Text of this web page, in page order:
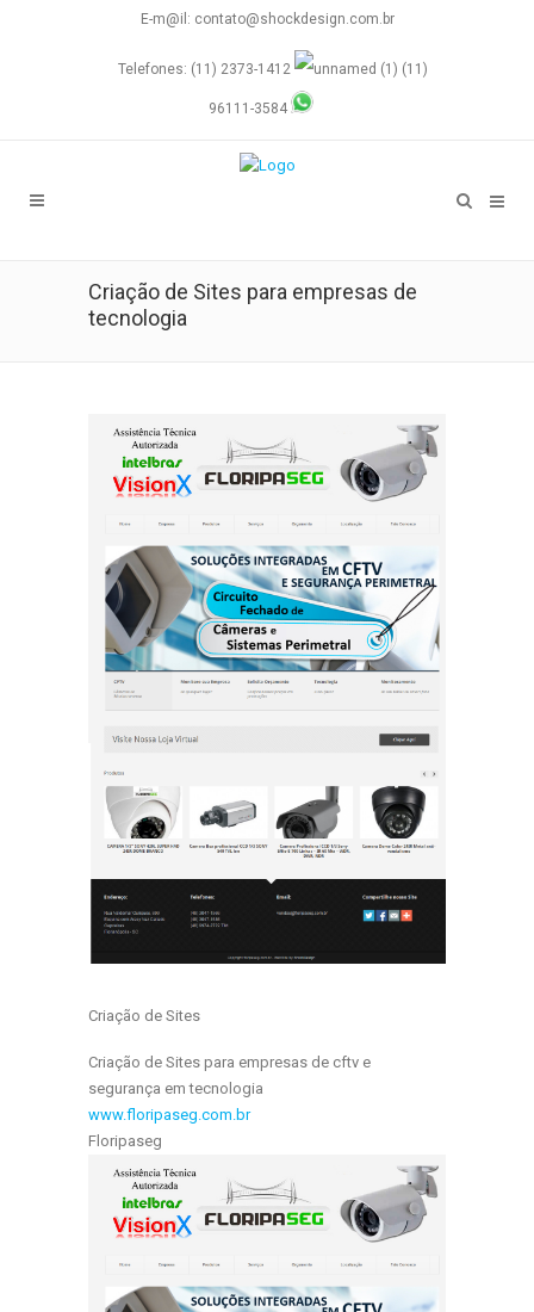
E-m@il: contato@shockdesign.com.br
Telefones: (11) 2373-1412 (11)
96111-3584
Criação de Sites para empresas de
tecnologia
Criação de Sites
Criação de Sites para empresas de cftv e
segurança em tecnologia
www.floripaseg.com.br
Floripaseg